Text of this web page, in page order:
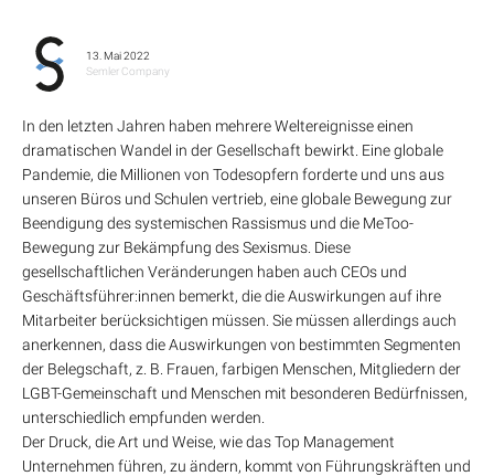
13. Mai 2022
Semler Company
In den letzten Jahren haben mehrere Weltereignisse einen
dramatischen Wandel in der Gesellschaft bewirkt. Eine globale
Pandemie, die Millionen von Todesopfern forderte und uns aus
unseren Büros und Schulen vertrieb, eine globale Bewegung zur
Beendigung des systemischen Rassismus und die MeToo-
Bewegung zur Bekämpfung des Sexismus. Diese
gesellschaftlichen Veränderungen haben auch CEOs und
Geschäftsführer:innen bemerkt, die die Auswirkungen auf ihre
Mitarbeiter berücksichtigen müssen. Sie müssen allerdings auch
anerkennen, dass die Auswirkungen von bestimmten Segmenten
der Belegschaft, z. B. Frauen, farbigen Menschen, Mitgliedern der
LGBT-Gemeinschaft und Menschen mit besonderen Bedürfnissen,
unterschiedlich empfunden werden.
Der Druck, die Art und Weise, wie das Top Management
Unternehmen führen, zu ändern, kommt von Führungskräften und